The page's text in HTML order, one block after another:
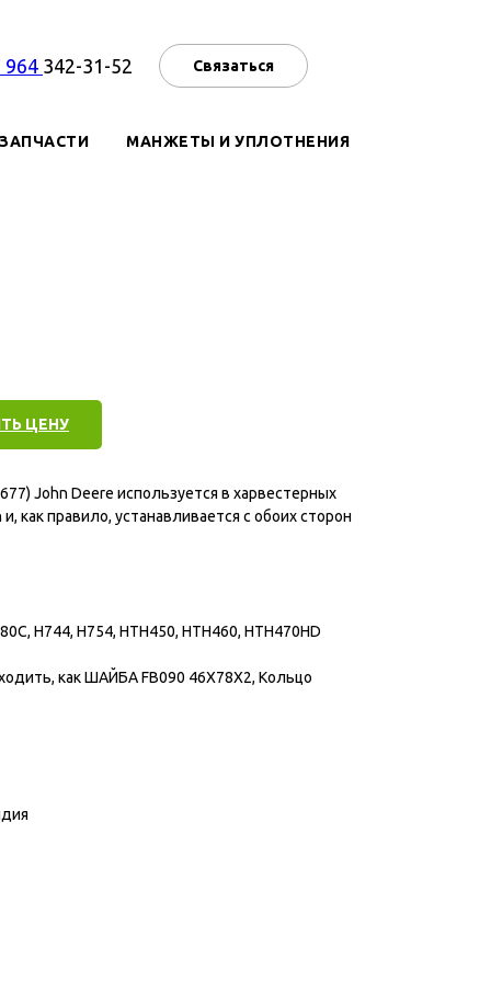
964 342-31-52 Связаться
ЗАПЧАСТИ МАНЖЕТЫ И УПЛОТНЕНИЯ
ЦЕНУ
John Deere используется в харвестерных
как правило, устанавливается с обоих сторон
H744, H754, HTH450, HTH460, HTH470HD
как ШАЙБА FB090 46X78X2, Кольцо